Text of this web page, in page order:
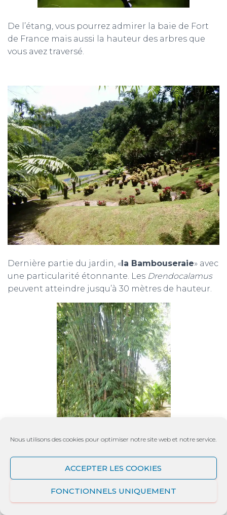
Nous utilisons des cookies pour optimiser notre site web et notre service.
ACCEPTER LES COOKIES
FONCTIONNELS UNIQUEMENT
De l’étang, vous pourrez admirer la baie de Fort
de France mais aussi la hauteur des arbres que
vous avez traversé.
Dernière partie du jardin, «la Bambouseraie» avec
une particularité étonnante. Les Drendocalamus
peuvent atteindre jusqu’à 30 mètres de hauteur.
Les Drendocalamus (Bambou)